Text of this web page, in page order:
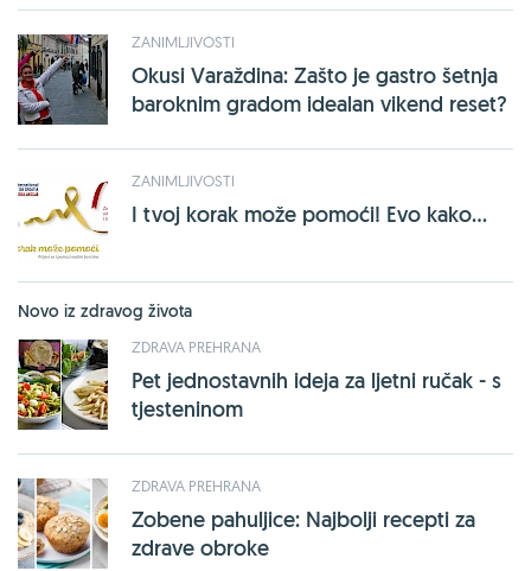
ZANIMLJIVOSTI
Okusi Varaždina: Zašto je gastro šetnja
baroknim gradom idealan vikend reset?
ZANIMLJIVOSTI
I tvoj korak može pomoći! Evo kako...
Novo iz zdravog života
ZDRAVA PREHRANA
Pet jednostavnih ideja za ljetni ručak - s
tjesteninom
ZDRAVA PREHRANA
Zobene pahuljice: Najbolji recepti za
zdrave obroke